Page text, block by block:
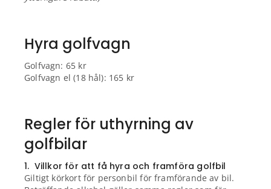
Hyra golfvagn
Golfvagn: 65 kr
Golfvagn el (18 hål): 165 kr
Regler för uthyrning av
golfbilar
1. Villkor för att få hyra och framföra golfbil
Giltigt körkort för personbil för framförande av bil.